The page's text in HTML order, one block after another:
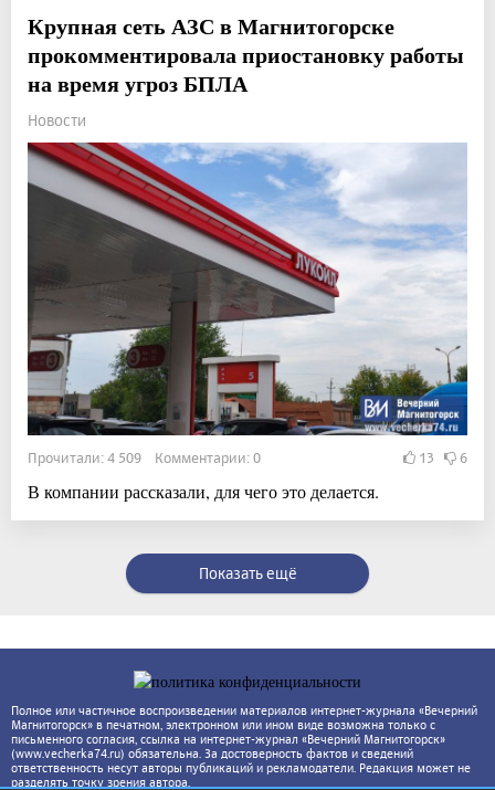
Крупная сеть АЗС в Магнитогорске
прокомментировала приостановку работы
на время угроз БПЛА
Новости
Прочитали: 4 509 Комментарии: 0 13 6
В компании рассказали, для чего это делается.
Показать ещё
Полное или частичное воспроизведении материалов интернет-журнала «Вечерний
Магнитогорск» в печатном, электронном или ином виде возможна только с
письменного согласия, ссылка на интернет-журнал «Вечерний Магнитогорск»
(www.vecherka74.ru) обязательна. За достоверность фактов и сведений
ответственность несут авторы публикаций и рекламодатели. Редакция может не
разделять точку зрения автора.